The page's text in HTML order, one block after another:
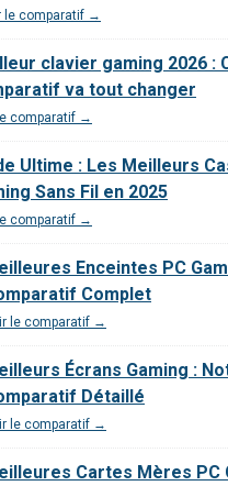
le comparatif →
clavier gaming 2026 :
va tout changer
comparatif →
Ultime : Les Meilleurs
Sans Fil en 2025
comparatif →
Enceintes PC
Complet
le comparatif →
Écrans Gaming :
Détaillé
le comparatif →
Cartes Mères PC